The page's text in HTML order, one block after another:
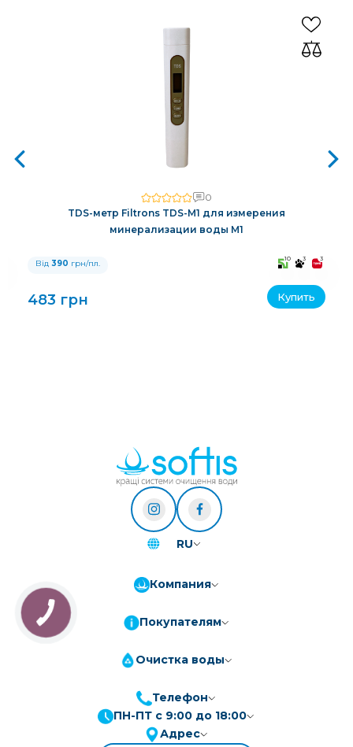
ПриватБанк
3-10 платежів, кредит 0.01%
0
TDS-метр Filtrons TDS-M1 для измерения
минерализации воды M1
Від 390 грн/пл. 10 3 3
483 грн Купить
RU
Компания
Покупателям
Очистка воды
Телефон
ПН-ПТ с 9:00 до 18:00
Адрес